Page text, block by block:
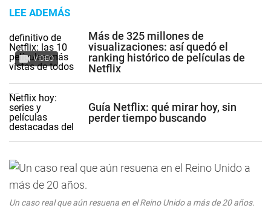
LEE ADEMÁS
VIDEO
Más de 325 millones de
visualizaciones: así quedó el
ranking histórico de películas de
Netflix
Guía Netflix: qué mirar hoy, sin
perder tiempo buscando
Un caso real que aún resuena en el Reino Unido a más de 20 años.